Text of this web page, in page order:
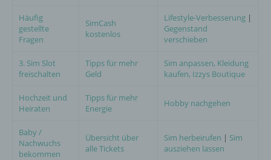
Häufig
gestellte
Fragen
SimCash
kostenlos
Lifestyle-Verbesserung |
Gegenstand
verschieben
3. Sim Slot
freischalten
Tipps für mehr
Geld
Sim anpassen, Kleidung
kaufen, Izzys Boutique
Hochzeit und
Heiraten
Tipps für mehr
Energie
Hobby nachgehen
Baby /
Nachwuchs
bekommen
Übersicht über
alle Tickets
Sim herbeirufen | Sim
ausziehen lassen